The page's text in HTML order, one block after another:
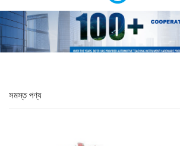
সমস্ত পণ্য